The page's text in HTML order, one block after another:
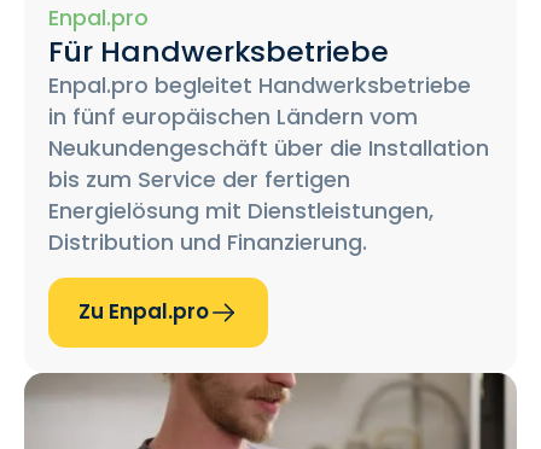
Enpal.pro
Für Handwerksbetriebe
Enpal.pro begleitet Handwerksbetriebe
in fünf europäischen Ländern vom
Neukundengeschäft über die Installation
bis zum Service der fertigen
Energielösung mit Dienstleistungen,
Distribution und Finanzierung.
Zu Enpal.pro